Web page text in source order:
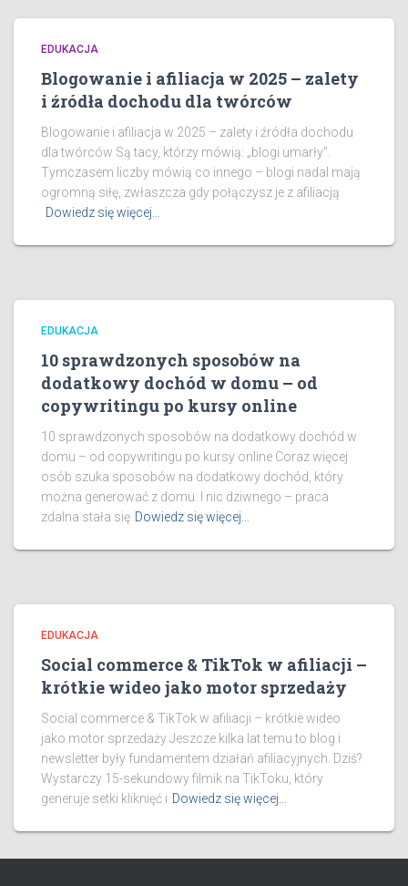
EDUKACJA
Blogowanie i afiliacja w 2025 – zalety
i źródła dochodu dla twórców
Blogowanie i afiliacja w 2025 – zalety i źródła dochodu
dla twórców Są tacy, którzy mówią: „blogi umarły”.
Tymczasem liczby mówią co innego – blogi nadal mają
ogromną siłę, zwłaszcza gdy połączysz je z afiliacją
Dowiedz się więcej…
EDUKACJA
10 sprawdzonych sposobów na
dodatkowy dochód w domu – od
copywritingu po kursy online
10 sprawdzonych sposobów na dodatkowy dochód w
domu – od copywritingu po kursy online Coraz więcej
osób szuka sposobów na dodatkowy dochód, który
można generować z domu. I nic dziwnego – praca
zdalna stała się Dowiedz się więcej…
EDUKACJA
Social commerce & TikTok w afiliacji –
krótkie wideo jako motor sprzedaży
Social commerce & TikTok w afiliacji – krótkie wideo
jako motor sprzedaży Jeszcze kilka lat temu to blog i
newsletter były fundamentem działań afiliacyjnych. Dziś?
Wystarczy 15-sekundowy filmik na TikToku, który
generuje setki kliknięć i Dowiedz się więcej…